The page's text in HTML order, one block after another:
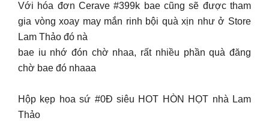
Với hóa đơn Cerave #399k bae cũng sẽ được tham
gia vòng xoay may mắn rinh bội quà xịn như ở Store
Lam Thảo đó nà
bae iu nhớ đón chờ nhaa, rất nhiều phần quà đăng
chờ bae đó nhaaa
Hộp kẹp hoa sứ #0Đ siêu HOT HÒN HỌT nhà Lam
Thảo